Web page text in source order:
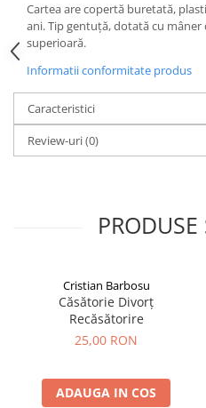
Reviste
Poezii
Cartea are copertă buretată,
ani. Tip gentuță, dotată cu
superioară.
Informatii conformitate produs
Caracteristici
Review-uri(0)
Cristian Barbosu
Căsătorie Divorț
Recăsătorire
25,00 RON
ADAUGA IN COS